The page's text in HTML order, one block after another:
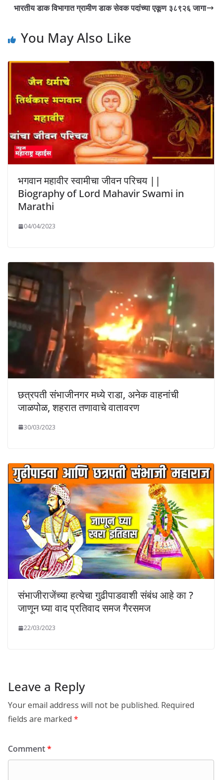
भारतीय डाक विभागात ग्रामीण डाक सेवक पदांच्या एकूण ३८९२६ जागा
You May Also Like
भगवान महावीर स्वामीचा जीवन परिचय ||
Biography of Lord Mahavir Swami in
Marathi
04/04/2023
छत्रपती संभाजीनगर मध्ये राडा, अनेक वाहनांची
जाळपोळ, शहरात तणावाचे वातावरण
30/03/2023
संभाजीराजेंच्या हत्येचा गुढीपाडवाशी संबंध आहे का ?
जाणून घ्या वाद प्रतिवाद समज गैरसमज
22/03/2023
Leave a Reply
Your email address will not be published. Required
fields are marked *
Comment*